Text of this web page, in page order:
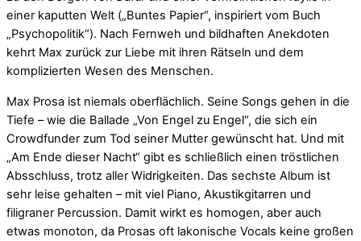
einer kaputten Welt („Buntes Papier“, inspiriert vom Buch
„Psychopolitik“). Nach Fernweh und bildhaften Anekdoten
kehrt Max zurück zur Liebe mit ihren Rätseln und dem
komplizierten Wesen des Menschen.
Max Prosa ist niemals oberflächlich. Seine Songs gehen in die
Tiefe – wie die Ballade „Von Engel zu Engel“, die sich ein
Crowdfunder zum Tod seiner Mutter gewünscht hat. Und mit
„Am Ende dieser Nacht“ gibt es schließlich einen tröstlichen
Absschluss, trotz aller Widrigkeiten. Das sechste Album ist
sehr leise gehalten – mit viel Piano, Akustikgitarren und
filigraner Percussion. Damit wirkt es homogen, aber auch
etwas monoton, da Prosas oft lakonische Vocals keine großen